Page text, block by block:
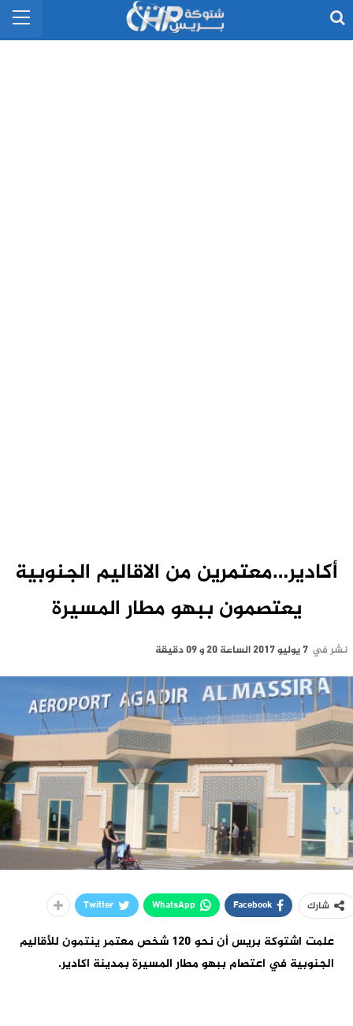
أكادير…معتمرين من الاقاليم الجنوبية
يعتصمون ببهو مطار المسيرة
نشر في 7 يوليو 2017 الساعة 20 و 09 دقيقة
شارك Facebook
WhatsApp
Twitter
علمت اشتوكة بريس أن نحو 120 شخص معتمر ينتمون للأقاليم
الجنوبية في اعتصام ببهو مطار المسيرة بمدينة اكادير.